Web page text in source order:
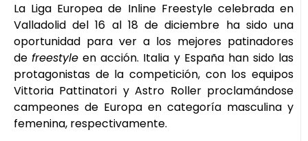
La Liga Europea de Inline Freestyle celebrada en
Valladolid del 16 al 18 de diciembre ha sido una
oportunidad para ver a los mejores patinadores
defreestyle en acción. Italia y España han sido las
protagonistas de la competición, con los equipos
Vittoria Pattinatori y Astro Roller proclamándose
campeones de Europa en categoría masculina y
femenina, respectivamente.